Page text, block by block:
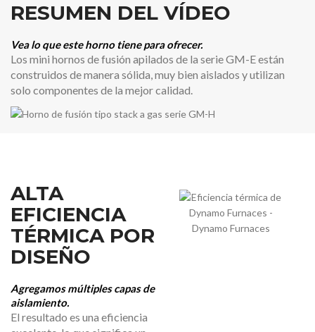
RESUMEN DEL VÍDEO
Vea lo que este horno tiene para ofrecer.
Los mini hornos de fusión apilados de la serie GM-E están
construidos de manera sólida, muy bien aislados y utilizan
solo componentes de la mejor calidad.
ALTA
EFICIENCIA
TÉRMICA POR
DISEÑO
Agregamos múltiples capas de
aislamiento.
El resultado es una eficiencia